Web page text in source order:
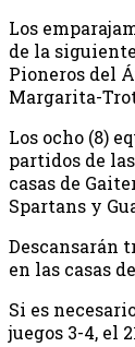
Los
de la
Pioneros del
Margarita-
Los ocho (8)
partidos de
casas de
Spartans y
Descansarán
en las casas
Si es
juegos 3-4, el